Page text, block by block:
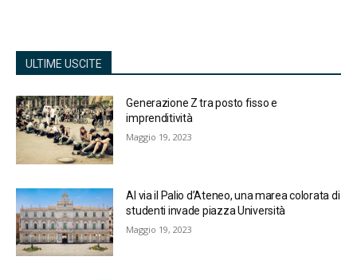
ULTIME USCITE
Generazione Z tra posto fisso e
imprenditività
Maggio 19, 2023
Al via il Palio d’Ateneo, una marea colorata di
studenti invade piazza Università
Maggio 19, 2023